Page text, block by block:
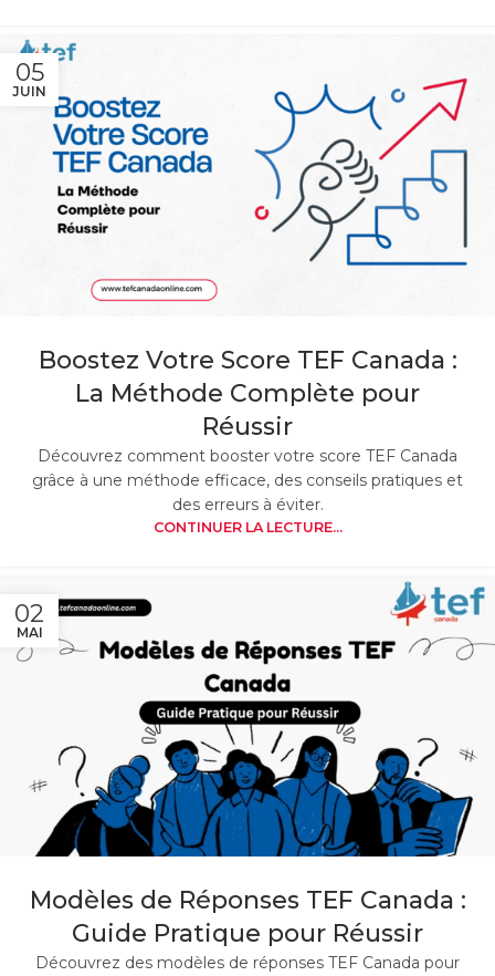
05
JUIN
Boostez Votre Score TEF Canada :
La Méthode Complète pour
Réussir
Découvrez comment booster votre score TEF Canada
grâce à une méthode efficace, des conseils pratiques et
des erreurs à éviter.
CONTINUER LA LECTURE...
02
MAI
Modèles de Réponses TEF Canada :
Guide Pratique pour Réussir
Découvrez des modèles de réponses TEF Canada pour